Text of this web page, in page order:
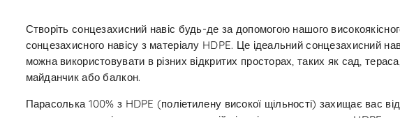
Створіть сонцезахисний навіс будь-де за допомогою нашого
сонцезахисного навісу з матеріалу HDPE. Це ідеальний сонцезахисний
можна використовувати в різних відкритих просторах, таких як сад,
майданчик або балкон.
Парасолька 100% з HDPE (поліетилену високої щільності) захищає вас